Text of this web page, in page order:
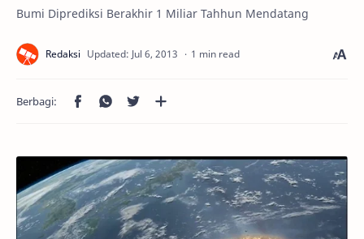
Bumi Diprediksi Berakhir 1 Miliar Tahhun Mendatang
1 min read